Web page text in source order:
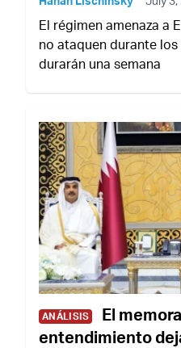
El régimen amenaza a
no ataquen durante
durarán una semana
ANÁLISIS
El
entendimiento